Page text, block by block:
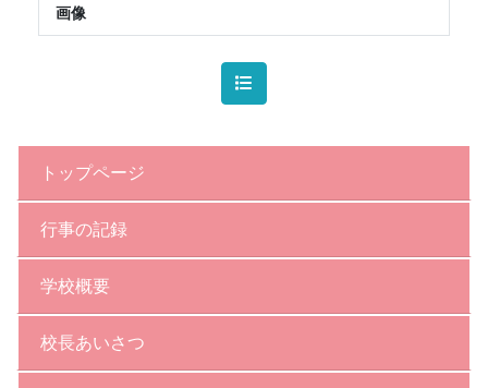
トップページ
行事の記録
学校概要
校長あいさつ
画像